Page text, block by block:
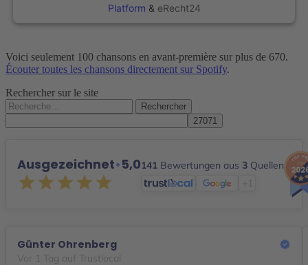
Platform & eRecht24
Voici seulement 100 chansons en avant-première sur plus de 670.
Écouter toutes les chansons directement sur Spotify.
Rechercher sur le site
Rechercher :
Ausgezeichnet•5,0141 Bewertungen aus 3 Quellen
+1
Günter Ohrenberg
Vor 1 Tag auf Trustlocal